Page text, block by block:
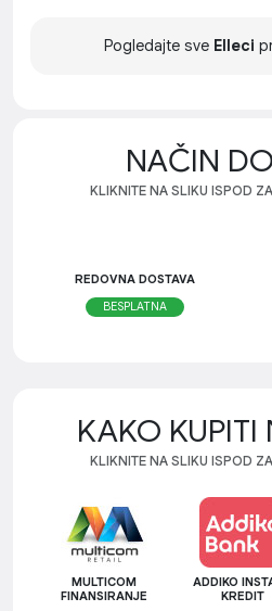
Pogledajte sve Elleci
NAČIN
KLIKNITE NA SLIKU ISPOD
REDOVNA DOSTAVA
BESPLATNA
KAKO KUPITI
KLIKNITE NA SLIKU ISPOD
MULTICOM
FINANSIRANJE
ADDIKO
KREDIT